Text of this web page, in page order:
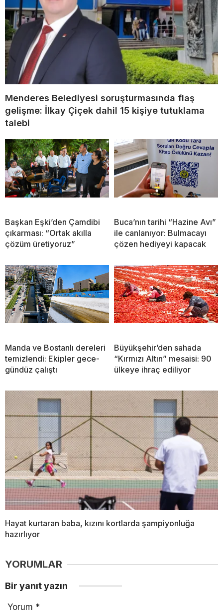
Menderes Belediyesi soruşturmasında flaş
gelişme: İlkay Çiçek dahil 15 kişiye tutuklama
talebi
Başkan Eşki’den Çamdibi
çıkarması: “Ortak akılla
çözüm üretiyoruz”
Buca’nın tarihi “Hazine Avı”
ile canlanıyor: Bulmacayı
çözen hediyeyi kapacak
Manda ve Bostanlı dereleri
temizlendi: Ekipler gece-
gündüz çalıştı
Büyükşehir’den sahada
“Kırmızı Altın” mesaisi: 90
ülkeye ihraç ediliyor
Hayat kurtaran baba, kızını kortlarda şampiyonluğa
hazırlıyor
YORUMLAR
Bir yanıt yazın
Yorum *